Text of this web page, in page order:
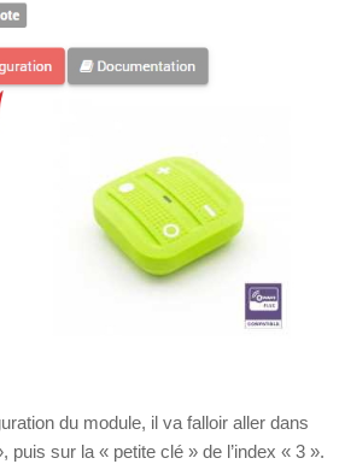
du module, il va falloir aller dans
puis sur la « petite clé » de l’index « 3 ».